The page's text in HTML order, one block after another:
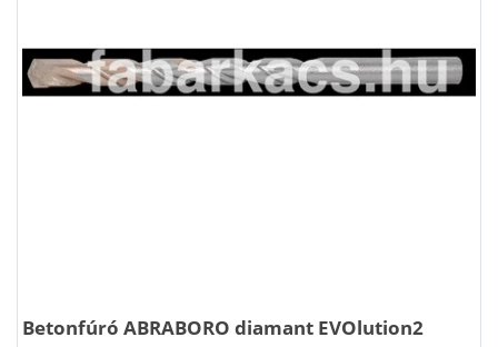
Betonfúró ABRABORO diamant EVOlution2